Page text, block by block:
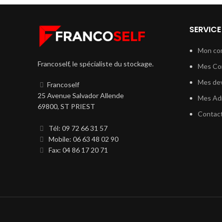
Francoself, le spécialiste du stockage.
Francoself
25 Avenue Salvador Allende
69800, ST PRIEST
Tél: 09 72 66 31 57
Mobile: 06 63 48 02 90
Fax: 04 86 17 20 71
Mon
Mes
Mes
Mes